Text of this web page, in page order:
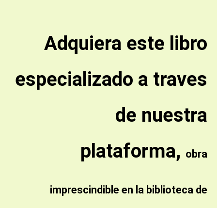
Adquiera este libro
especializado a traves
de nuestra
plataforma, obra
imprescindible en la biblioteca de